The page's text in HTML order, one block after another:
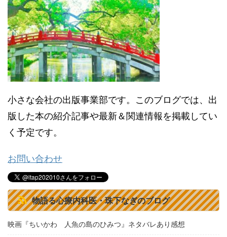
小さな会社の出版事業部です。このブログでは、出
版した本の紹介記事や最新＆関連情報を掲載してい
く予定です。
お問い合わせ
物語る心療内科医・珠下なぎのブログ
映画『ちいかわ 人魚の島のひみつ』ネタバレあり感想